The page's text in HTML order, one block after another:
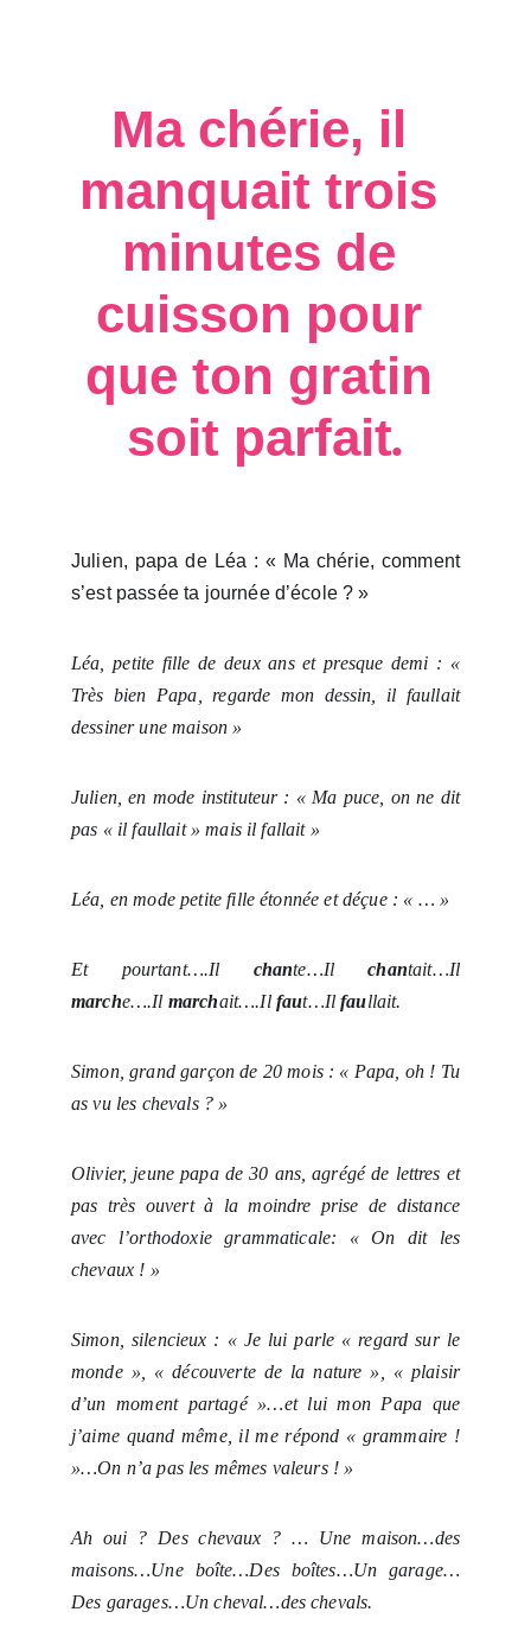
Ma chérie, il
manquait trois
minutes de
cuisson pour
que ton gratin
soit parfait.
Julien, papa de Léa : « Ma chérie, comment
s’est passée ta journée d’école ? »
Léa, petite fille de deux ans et presque demi : «
Très bien Papa, regarde mon dessin, il faullait
dessiner une maison »
Julien, en mode instituteur : « Ma puce, on ne dit
pas « il faullait » mais il fallait »
Léa, en mode petite fille étonnée et déçue : « … »
Et pourtant….Il chante…Ilchantait…Il
marche….Il marchait….Il faut…Ilfaullait.
Simon, grand garçon de 20 mois : « Papa, oh ! Tu
as vu les chevals ? »
Olivier, jeune papa de 30 ans, agrégé de lettres et
pas très ouvert à la moindre prise de distance
avec l’orthodoxie grammaticale: « On dit les
chevaux ! »
Simon, silencieux : « Je lui parle « regard sur le
monde », « découverte de la nature », « plaisir
d’un moment partagé »…et lui mon Papa que
j’aime quand même, il me répond « grammaire !
»…On n’a pas les mêmes valeurs ! »
Ah oui ? Des chevaux ? …
Une maison…des
maisons…Une boîte…Des boîtes…Un garage…
Des garages…Un cheval…des chevals.